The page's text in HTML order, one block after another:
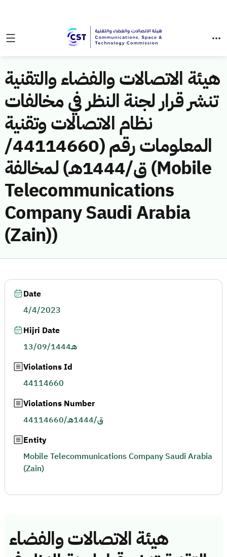
هيئة الاتصالات والفضاء والتقنية
تنشر قرار لجنة النظر في مخالفات
نظام الاتصالات وتقنية
المعلومات رقم (44114660/
ق/1444هـ) لمخالفة (Mobile
Telecommunications
Company Saudi Arabia
(Zain))
هيئة الاتصالات والفضاء
Date
4/4/2023
Hijri Date
13/09/1444هـ
Violations Id
44114660
Violations Number
44114660/ق/1444هـ
Entity
Mobile Telecommunications Company Saudi Arabia
(Zain)